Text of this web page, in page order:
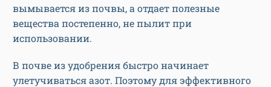
вымывается из почвы, а отдает полезные
вещества постепенно, не пылит при
использовании.
В почве из удобрения быстро начинает
улетучиваться азот. Поэтому для эффективного